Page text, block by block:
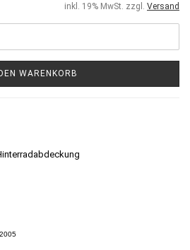
inkl. 19% MwSt. zzgl. Versand
WARENKORB